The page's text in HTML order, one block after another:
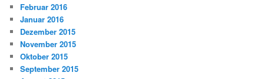
Februar 2016
Januar 2016
Dezember 2015
November 2015
Oktober 2015
September 2015